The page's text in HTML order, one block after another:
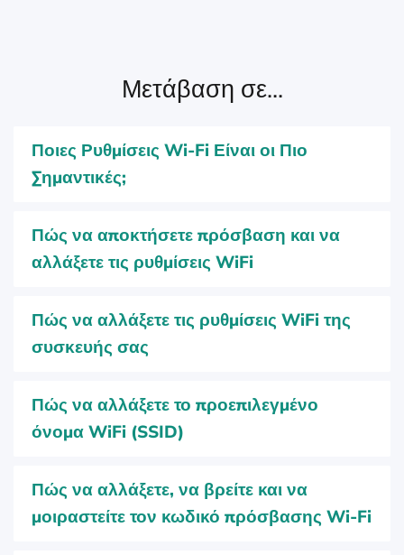
Μετάβαση σε...
Ποιες Ρυθμίσεις Wi-Fi Είναι οι Πιο
Σημαντικές;
Πώς να αποκτήσετε πρόσβαση και να
αλλάξετε τις ρυθμίσεις WiFi
Πώς να αλλάξετε τις ρυθμίσεις WiFi της
συσκευής σας
Πώς να αλλάξετε το προεπιλεγμένο
όνομα WiFi (SSID)
Πώς να αλλάξετε, να βρείτε και να
μοιραστείτε τον κωδικό πρόσβασης Wi-Fi